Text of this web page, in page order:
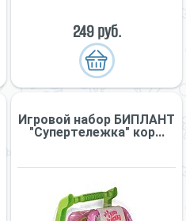
249 руб.
Игровой набор БИПЛАНТ
"Супертележка" кор...